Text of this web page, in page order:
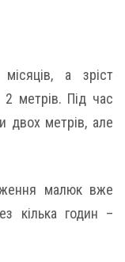
а зріст
метрів. Під час
двох метрів, але
малюк вже
кілька годин –